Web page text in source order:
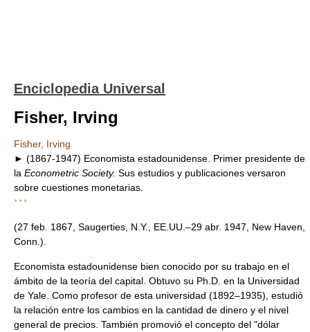
Enciclopedia Universal
Fisher, Irving
Fisher, Irving
► (1867-1947) Economista estadounidense. Primer presidente de
la Econometric Society. Sus estudios y publicaciones versaron
sobre cuestiones monetarias.
* * *
(27 feb. 1867, Saugerties, N.Y., EE.UU.–29 abr. 1947, New Haven,
Conn.).
Economista estadounidense bien conocido por su trabajo en el
ámbito de la teoría del capital. Obtuvo su Ph.D. en la Universidad
de Yale. Como profesor de esta universidad (1892–1935), estudió
la relación entre los cambios en la cantidad de dinero y el nivel
general de precios. También promovió el concepto del "dólar